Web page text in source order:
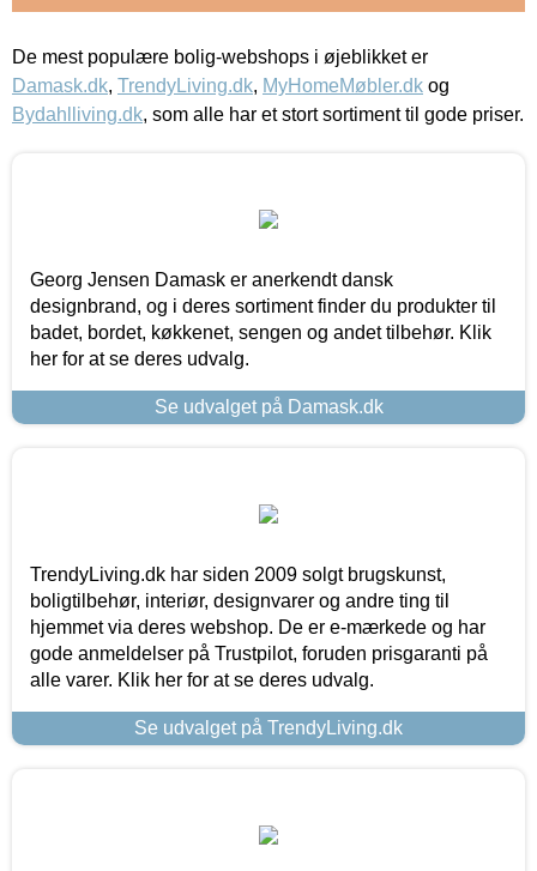
De mest populære bolig-webshops i øjeblikket er
Damask.dk, TrendyLiving.dk, MyHomeMøbler.dk og
Bydahlliving.dk, som alle har et stort sortiment til gode priser.
Georg Jensen Damask er anerkendt dansk
designbrand, og i deres sortiment finder du produkter til
badet, bordet, køkkenet, sengen og andet tilbehør. Klik
her for at se deres udvalg.
Se udvalget på Damask.dk
TrendyLiving.dk har siden 2009 solgt brugskunst,
boligtilbehør, interiør, designvarer og andre ting til
hjemmet via deres webshop. De er e-mærkede og har
gode anmeldelser på Trustpilot, foruden prisgaranti på
alle varer. Klik her for at se deres udvalg.
Se udvalget på TrendyLiving.dk